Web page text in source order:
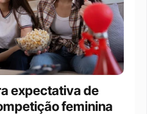
expectativa de
feminina